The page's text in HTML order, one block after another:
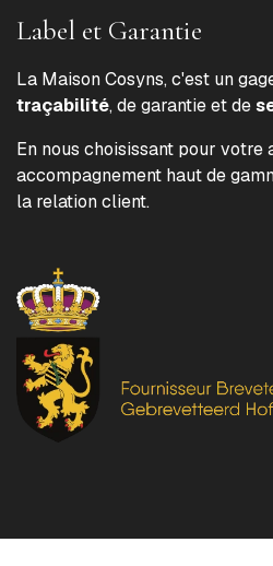
Label et Garantie
La Maison Cosyns, c'est un
traçabilité, de garantie et de
En nous choisissant pour votre
accompagnement haut de
la relation client.